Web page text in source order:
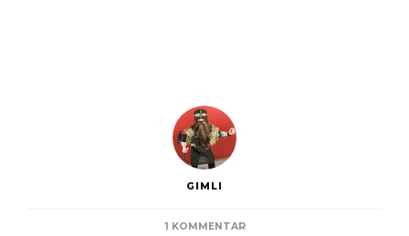
GIMLI
1 KOMMENTARZU